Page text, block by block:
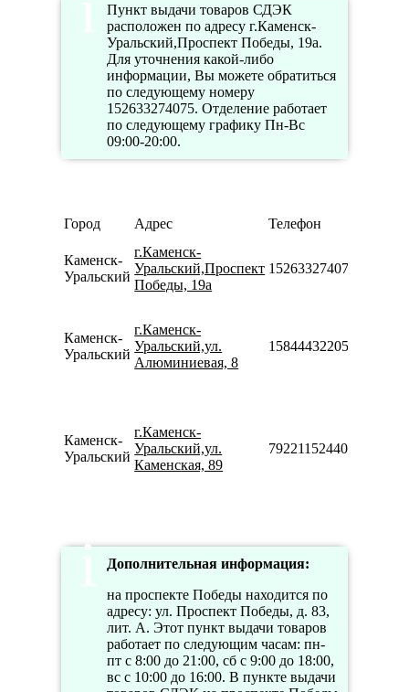
Пункт выдачи товаров СДЭК
расположен по адресу г.Каменск-
Уральский,Проспект Победы, 19а.
Для уточнения какой-либо
информации, Вы можете обратиться
по следующему номеру
152633274075. Отделение работает
по следующему графику Пн-Вс
09:00-20:00.
Город Адрес Телефон
Каменск-
Уральский
г.Каменск-
Уральский,Проспект
Победы, 19а
152633274075
Каменск-
Уральский
г.Каменск-
Уральский,ул.
Алюминиевая, 8
158444322050
Каменск-
Уральский
г.Каменск-
Уральский,ул.
Каменская, 89
79221152440
Дополнительная информация:
на проспекте Победы находится по
адресу: ул. Проспект Победы, д. 83,
лит. А. Этот пункт выдачи товаров
работает по следующим часам: пн-
пт с 8:00 до 21:00, сб с 9:00 до 18:00,
вс с 10:00 до 16:00. В пункте выдачи